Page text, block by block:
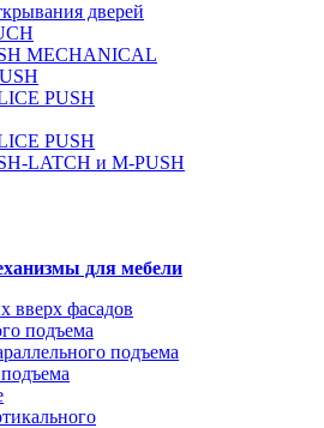
дверей
MECHANICAL
PUSH
PUSH
LATCH и M-PUSH
для мебели
вверх фасадов
подъема
подъема